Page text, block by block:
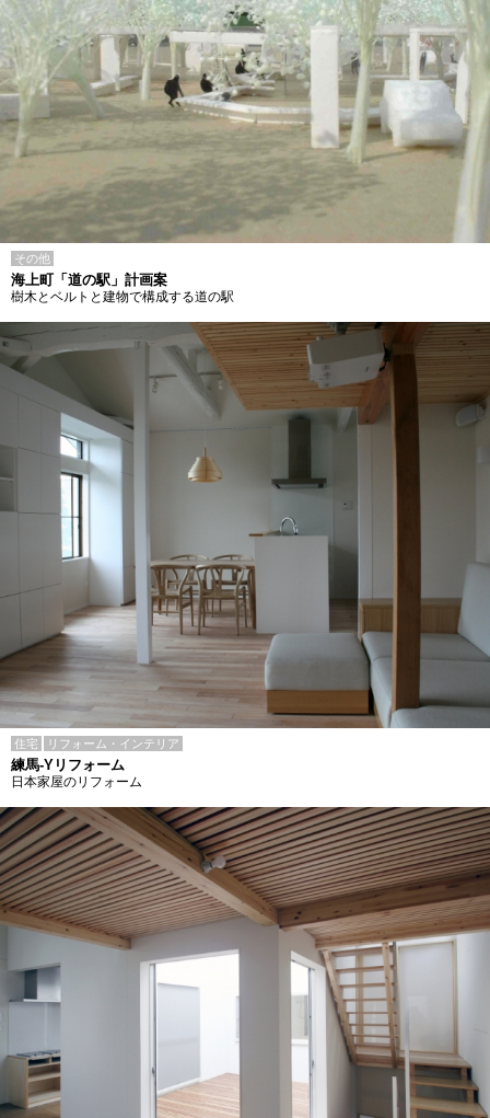
その他
海上町「道の駅」計画案
樹木とベルトと建物で構成する道の駅
住宅 リフォーム・インテリア
練馬-Yリフォーム
日本家屋のリフォーム